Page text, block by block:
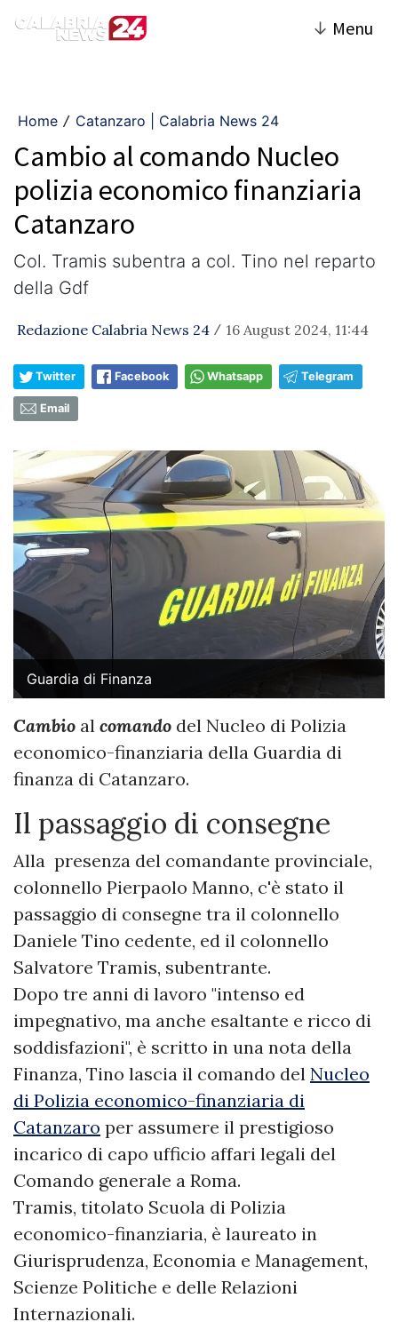
↓ Menu
Home / Catanzaro | Calabria News 24
Cambio al comando Nucleo
polizia economico finanziaria
Catanzaro
Col. Tramis subentra a col. Tino nel reparto
della Gdf
Redazione Calabria News 24 / 16 August 2024, 11:44
Twitter Facebook Whatsapp Telegram
Email
Guardia di Finanza
Cambio al comando del Nucleo di Polizia
economico-finanziaria della Guardia di
finanza di Catanzaro.
Il passaggio di consegne
Alla presenza del comandante provinciale,
colonnello Pierpaolo Manno, c'è stato il
passaggio di consegne tra il colonnello
Daniele Tino cedente, ed il colonnello
Salvatore Tramis, subentrante.
Dopo tre anni di lavoro "intenso ed
impegnativo, ma anche esaltante e ricco di
soddisfazioni", è scritto in una nota della
Finanza, Tino lascia il comando del Nucleo
di Polizia economico-finanziaria di
Catanzaro per assumere il prestigioso
incarico di capo ufficio affari legali del
Comando generale a Roma.
Tramis, titolato Scuola di Polizia
economico-finanziaria, è laureato in
Giurisprudenza, Economia e Management,
Scienze Politiche e delle Relazioni
Internazionali.